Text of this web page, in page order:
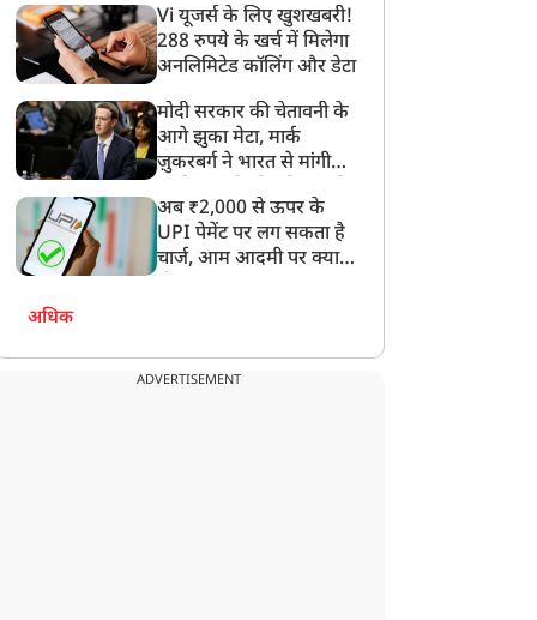
न्यूज
कैबिनेट का बड़ा
फैसला… गुवाहाटी-तेजपुर 4-
जानें सेना के लिए कैसे
मोहन भागवत के बयान पर
अभिजीत दिपके का तंज,
गया
Vi यूजर्स के लिए खुशखबरी!
288 रुपये के खर्च में मिलेगा
अनलिमिटेड कॉलिंग और डेटा
मोदी सरकार की चेतावनी के
आगे झुका मेटा, मार्क
ज़ुकरबर्ग ने भारत से मांगी
अब ₹2,000 से ऊपर के
UPI पेमेंट पर लग सकता है
चार्ज, आम आदमी पर क्या
अधिक
ADVERTISEMENT